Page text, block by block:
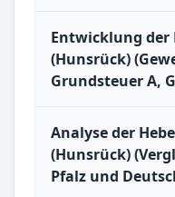
Entwicklung der
(Hunsrück)
Grundsteuer A,
Analyse der
(Hunsrück)
Pfalz und